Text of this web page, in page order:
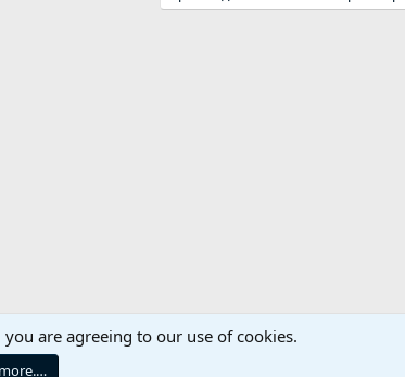
Контакти Общи правила Декларация за
are agreeing to our use of cookies.